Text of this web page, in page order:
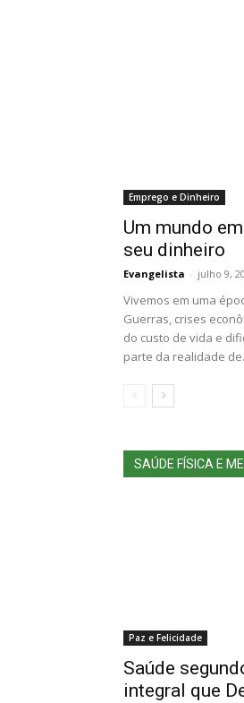
Emprego e Dinheiro
Um mundo
seu dinheiro
Evangelista - julho 9,
Vivemos em uma
Guerras, crises
do custo de vida e
parte da realidade
SAÚDE FÍSICA E
Paz e Felicidade
Saúde
integral que